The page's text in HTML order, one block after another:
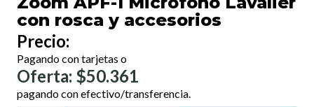
con rosca y accesorios
Precio:
Pagando con tarjetas o
Oferta: $50.361
pagando con efectivo/transferencia.